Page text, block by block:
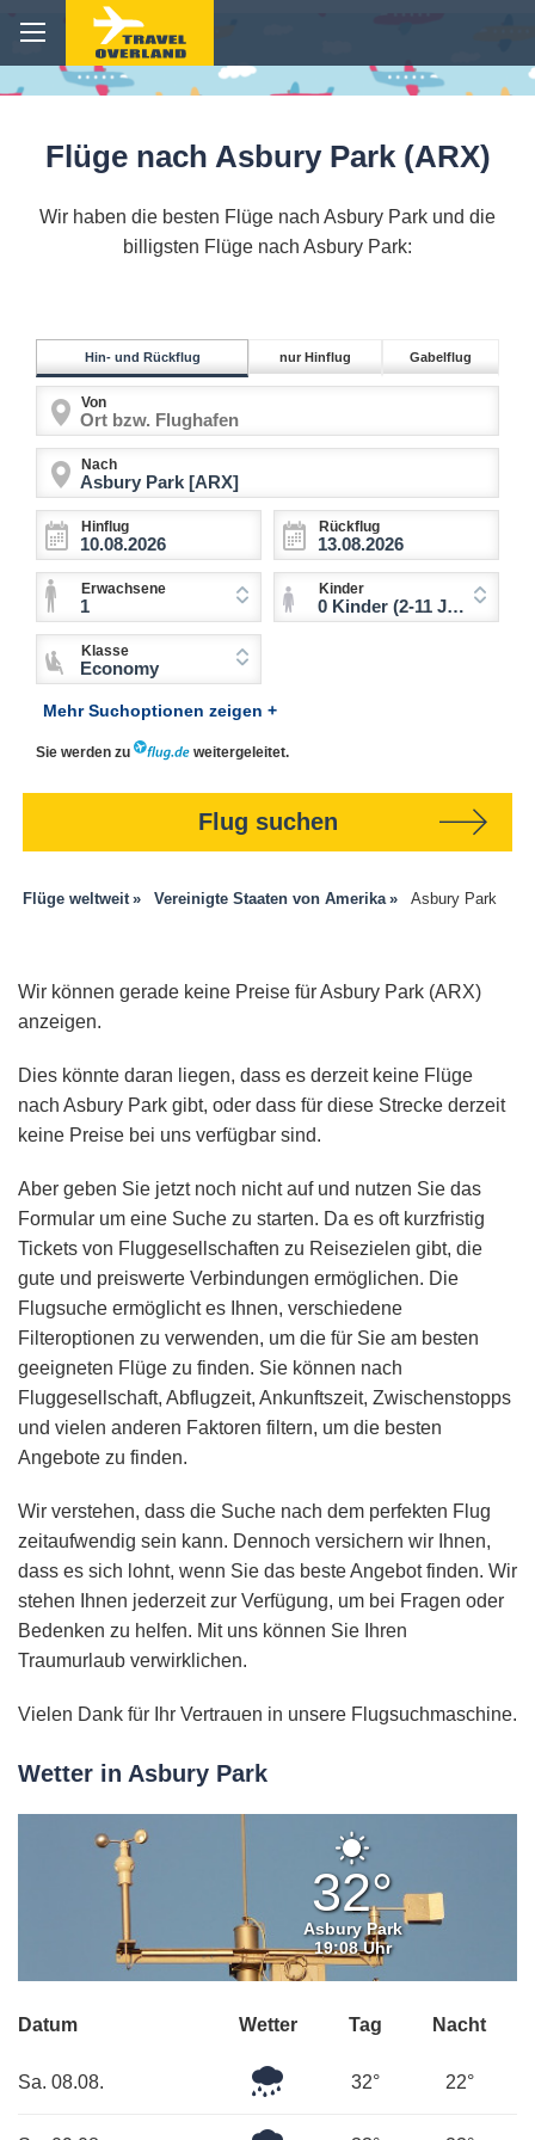
Flüge nach Asbury Park (ARX)
Wir haben die besten Flüge nach Asbury Park und die
billigsten Flüge nach Asbury Park:
Hin- und Rückflug nur Hinflug Gabelflug
Von
Nach
Hinflug Rückflug
Erwachsene
1
Kinder
0 Kinder (2-11 Jahre)
Klasse
Economy
Mehr Suchoptionen zeigen +
Sie werden zu weitergeleitet.
Flug suchen
Flüge weltweit Vereinigte Staaten von Amerika Asbury Park
Wir können gerade keine Preise für Asbury Park (ARX)
anzeigen.
Dies könnte daran liegen, dass es derzeit keine Flüge
nach Asbury Park gibt, oder dass für diese Strecke derzeit
keine Preise bei uns verfügbar sind.
Aber geben Sie jetzt noch nicht auf und nutzen Sie das
Formular um eine Suche zu starten. Da es oft kurzfristig
Tickets von Fluggesellschaften zu Reisezielen gibt, die
gute und preiswerte Verbindungen ermöglichen. Die
Flugsuche ermöglicht es Ihnen, verschiedene
Filteroptionen zu verwenden, um die für Sie am besten
geeigneten Flüge zu finden. Sie können nach
Fluggesellschaft, Abflugzeit, Ankunftszeit, Zwischenstopps
und vielen anderen Faktoren filtern, um die besten
Angebote zu finden.
Wir verstehen, dass die Suche nach dem perfekten Flug
zeitaufwendig sein kann. Dennoch versichern wir Ihnen,
dass es sich lohnt, wenn Sie das beste Angebot finden. Wir
stehen Ihnen jederzeit zur Verfügung, um bei Fragen oder
Bedenken zu helfen. Mit uns können Sie Ihren
Traumurlaub verwirklichen.
Vielen Dank für Ihr Vertrauen in unsere Flugsuchmaschine.
Wetter in Asbury Park
Klarer
Himmel
32°
Asbury Park
19:08 Uhr
Datum Wetter Tag Nacht
Sa. 08.08. 32° 22°